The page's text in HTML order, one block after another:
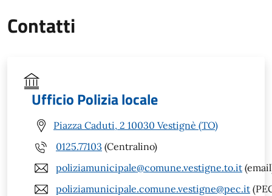
Contatti
Ufficio Polizia locale
Piazza Caduti, 2 10030 Vestignè (TO)
0125.77103 (Centralino)
poliziamunicipale@comune.vestigne.to.it
poliziamunicipale.comune.vestigne@pec.it